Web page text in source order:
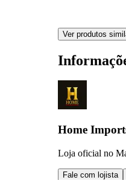
Ver produtos
Home
Loja oficial no
Fale com lojista